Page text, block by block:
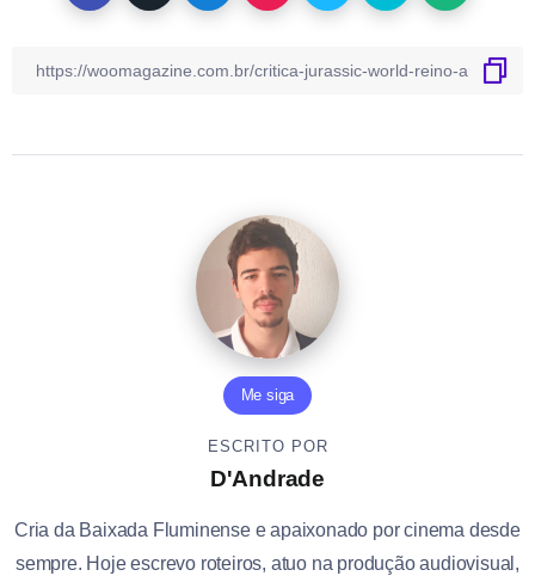
Me siga
ESCRITO POR
D'Andrade
Cria da Baixada Fluminense e apaixonado por cinema desde
sempre. Hoje escrevo roteiros, atuo na produção audiovisual,